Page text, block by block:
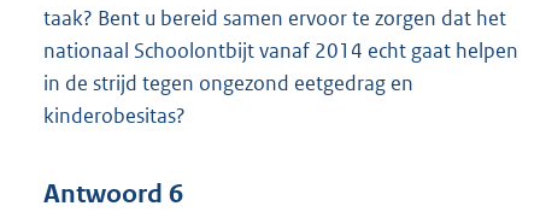
taak? Bent u bereid samen ervoor te zorgen dat het
nationaal Schoolontbijt vanaf 2014 echt gaat helpen
in de strijd tegen ongezond eetgedrag en
kinderobesitas?
Antwoord 6